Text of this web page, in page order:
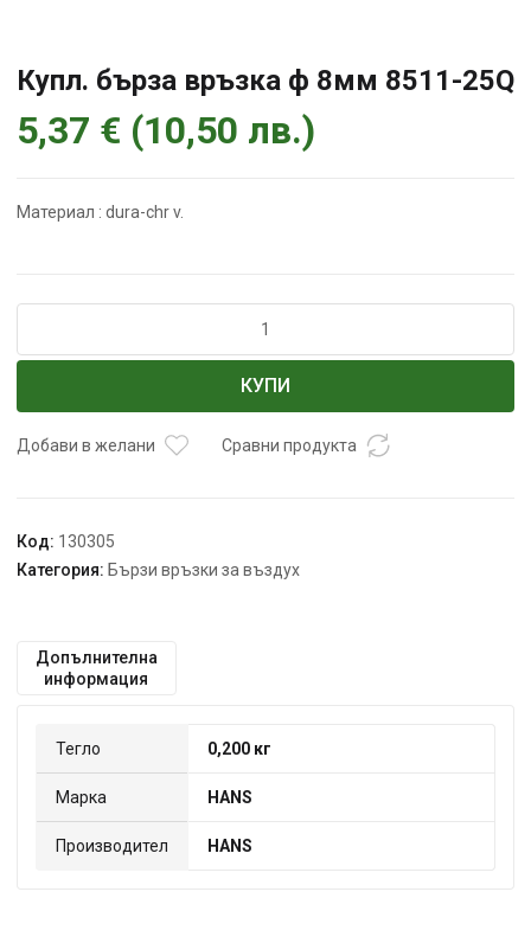
Купл. бърза връзка ф 8мм 8511-25Q
5,37 € (10,50 лв.)
Материал : dura-chr v.
Купл.
ф
КУПИ
Добави в желани Сравни продукта
Код: 130305
Категория: Бързи връзки за въздух
Допълнителна
информация
Тегло 0,200 кг
Марка HANS
Производител HANS